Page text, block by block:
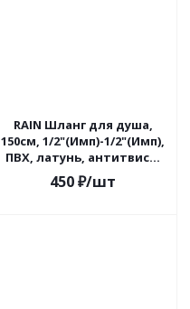
RAIN Шланг для душа,
150см, 1/2"(Имп)-1/2"(Имп),
ПВХ, латунь, антитвист,
графит
450₽/шт